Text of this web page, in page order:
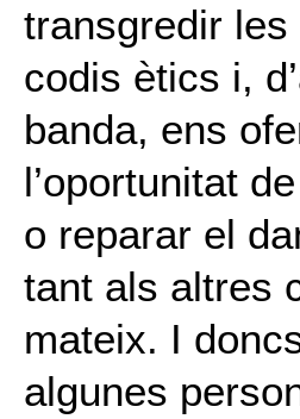
transgredir les
codis ètics i,
banda, ens
l’oportunitat
o reparar el
tant als altres
mateix. I
algunes